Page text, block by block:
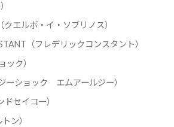
エルボ・イ・ソブリノス）
（フレデリックコンスタント）
ック）
ーショック エムアールジー）
セイコー）
ン）